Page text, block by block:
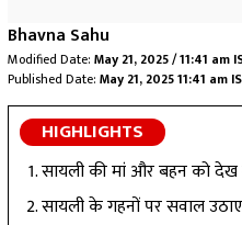
Bhavna Sahu
Modified Date: May 21, 2025 / 11:41 am
Published Date: May 21, 2025 11:41 am
HIGHLIGHTS
सायली की मां और बहन को देख
सायली के गहनों पर सवाल